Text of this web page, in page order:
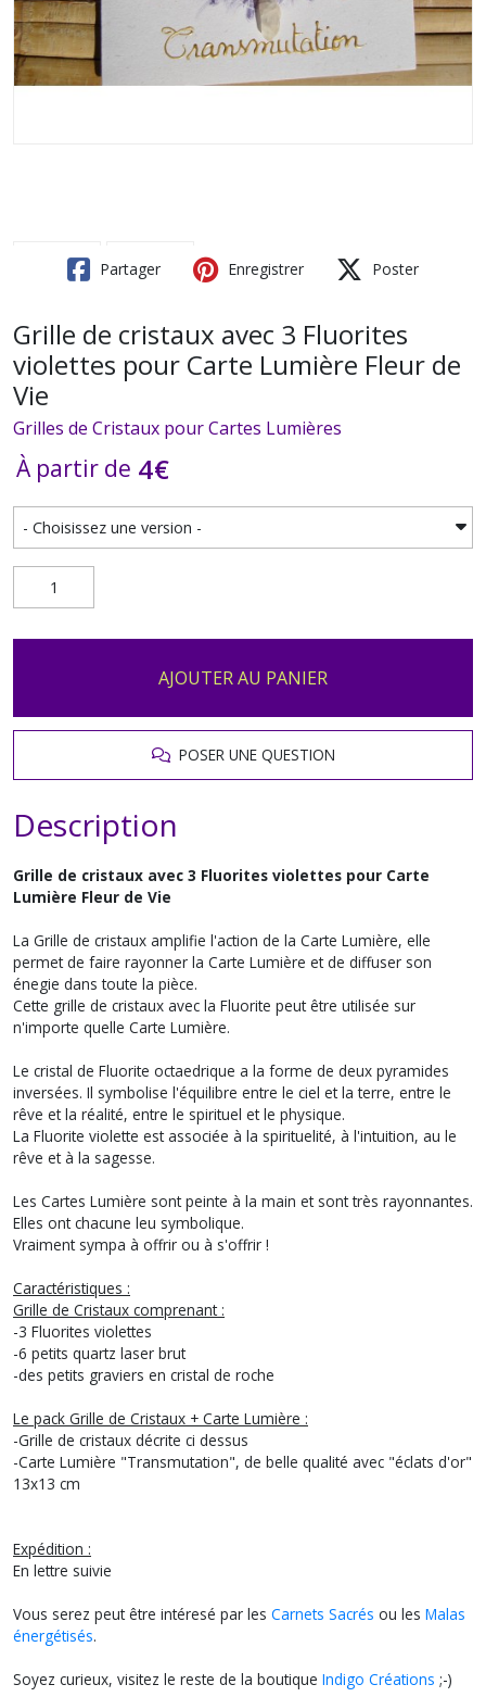
Partager Enregistrer Poster
Grille de cristaux avec 3 Fluorites
violettes pour Carte Lumière Fleur de
Vie
Grilles de Cristaux pour Cartes Lumières
À partir de 4€
AJOUTER AU PANIER
POSER UNE QUESTION
Description
Grille de cristaux avec 3 Fluorites violettes pour Carte
Lumière Fleur de Vie
La Grille de cristaux amplifie l'action de la Carte Lumière, elle
permet de faire rayonner la Carte Lumière et de diffuser son
énegie dans toute la pièce.
Cette grille de cristaux avec la Fluorite peut être utilisée sur
n'importe quelle Carte Lumière.
Le cristal de Fluorite octaedrique a la forme de deux pyramides
inversées. Il symbolise l'équilibre entre le ciel et la terre, entre le
rêve et la réalité, entre le spirituel et le physique.
La Fluorite violette est associée à la spirituelité, à l'intuition, au le
rêve et à la sagesse.
Les Cartes Lumière sont peinte à la main et sont très rayonnantes.
Elles ont chacune leu symbolique.
Vraiment sympa à offrir ou à s'offrir !
Caractéristiques :
Grille de Cristaux comprenant :
-3 Fluorites violettes
-6 petits quartz laser brut
-des petits graviers en cristal de roche
Le pack Grille de Cristaux + Carte Lumière :
-Grille de cristaux décrite ci dessus
-Carte Lumière "Transmutation", de belle qualité avec "éclats d'or"
13x13 cm
Expédition :
En lettre suivie
Vous serez peut être intéresé par les Carnets Sacrés ou les Malas
énergétisés.
Soyez curieux, visitez le reste de la boutique Indigo Créations ;-)